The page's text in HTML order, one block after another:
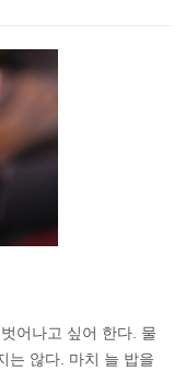
어나고 싶어 한다. 물
는 않다. 마치 늘 밥을